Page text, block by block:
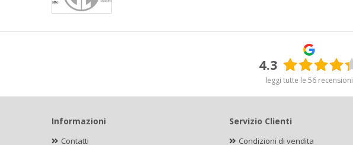
4.3
leggi tutte le 56 recensioni
Informazioni
Contatti
Servizio Clienti
Condizioni di vendita